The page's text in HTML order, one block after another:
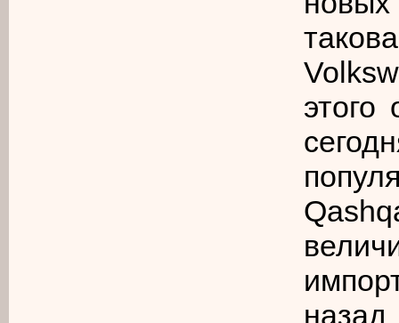
этого